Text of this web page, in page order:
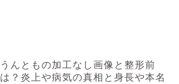
うんともの加工なし画像と整形前
は？炎上や病気の真相と身長や本名